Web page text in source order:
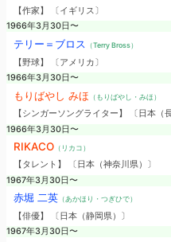
【作家】 〔イギリス〕
1966年3月30日〜
テリー＝ブロス （Terry Bross）
【野球】 〔アメリカ〕
1966年3月30日〜
もりばやし みほ （もりばやし・みほ）
【シンガーソングライター】 〔日本（
1966年3月30日〜
RIKACO（リカコ）
【タレント】 〔日本（神奈川県）〕
1967年3月30日〜
赤堀 二英（あかほり・つぎひで）
【俳優】 〔日本（静岡県）〕
1967年3月30日〜